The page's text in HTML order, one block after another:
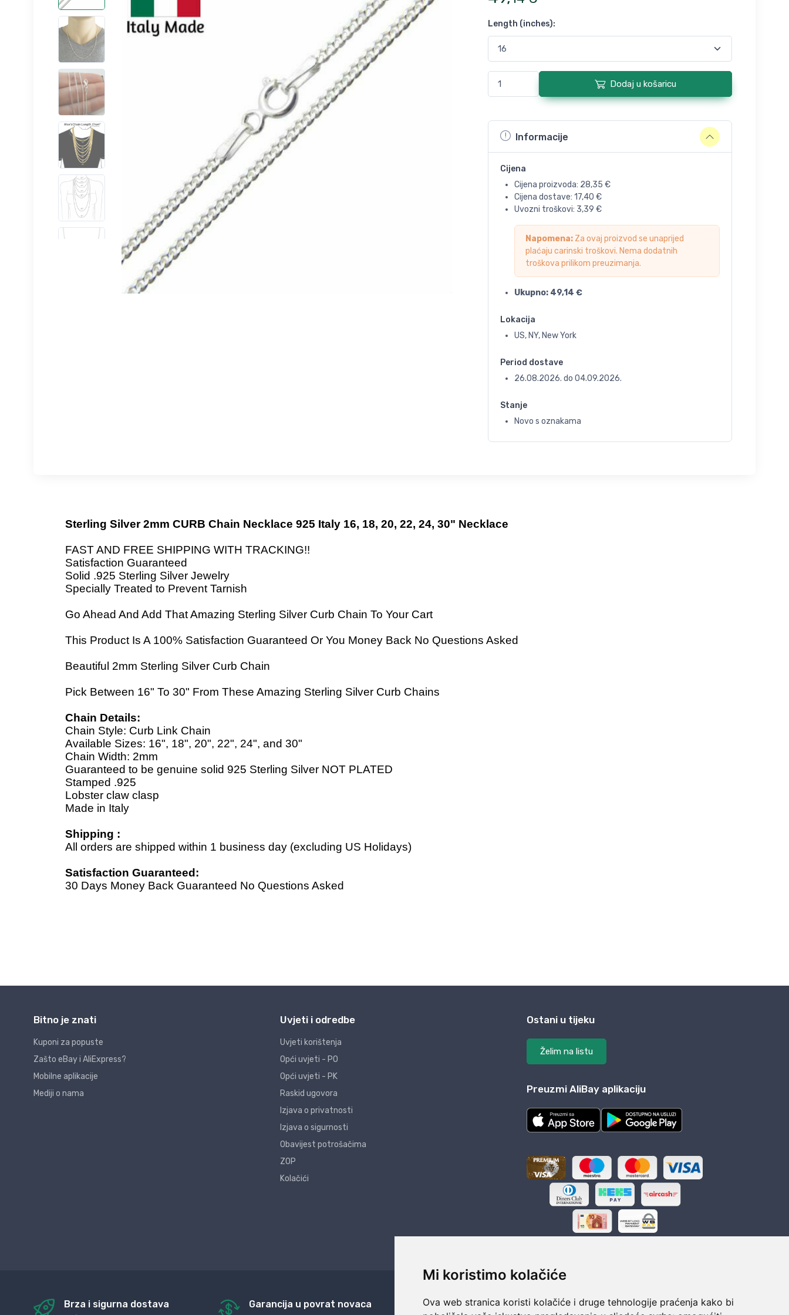
Mi koristimo kolačiće
Ova web stranica koristi kolačiće i druge tehnologije praćenja kako bi
Length (inches):
Dodaj u košaricu
Informacije
Cijena
Cijena proizvoda: 28,35 €
Cijena dostave: 17,40 €
Uvozni troškovi: 3,39 €
Napomena:Za ovaj proizvod se unaprijed
plaćaju carinski troškovi. Nema dodatnih
troškova prilikom preuzimanja.
Ukupno: 49,14 €
Lokacija
US, NY, New York
Period dostave
26.08.2026. do 04.09.2026.
Stanje
Novo s oznakama
Bitno je znati
Kuponi za popuste
Zašto eBay i AliExpress?
Mobilne aplikacije
Mediji o nama
Uvjeti i odredbe
Uvjeti korištenja
Opći uvjeti - PO
Opći uvjeti - PK
Raskid ugovora
Izjava o privatnosti
Izjava o sigurnosti
Obavijest potrošačima
ZOP
Kolačići
Ostani u tijeku
Želim na listu
Preuzmi AliBay aplikaciju
Brza i sigurna dostava Garancija u povrat novaca 24/7 odlična podrška Sigurno obročno plaćanje